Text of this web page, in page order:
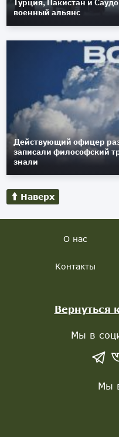
Турция, Пакистан и
военный альянс
Действующий офицер
записали философский
знали
Наверх
О нас
Контакты
Вернуться
Мы в
Мы